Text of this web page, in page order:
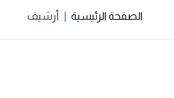
الصفحة الرئيسية أرشيف